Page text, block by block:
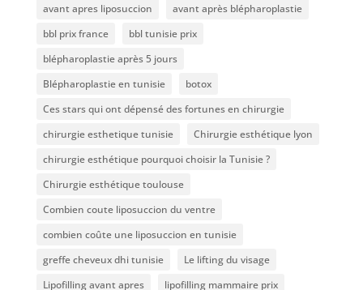
avant apres liposuccion
avant après blépharoplastie
bbl prix france
bbl tunisie prix
blépharoplastie après 5 jours
Blépharoplastie en tunisie
botox
Ces stars qui ont dépensé des fortunes en chirurgie
chirurgie esthetique tunisie
Chirurgie esthétique lyon
chirurgie esthétique pourquoi choisir la Tunisie ?
Chirurgie esthétique toulouse
Combien coute liposuccion du ventre​
combien coûte une liposuccion en tunisie
greffe cheveux dhi tunisie
Le lifting du visage
Lipofilling avant apres
lipofilling mammaire prix